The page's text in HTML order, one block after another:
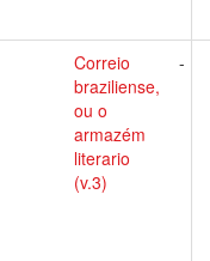
Correio
braziliense,
ou o
armazém
literario
(v.3)
-